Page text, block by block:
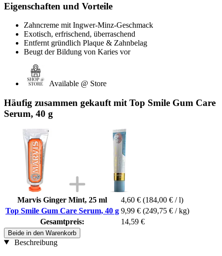
Eigenschaften und Vorteile
Zahncreme mit Ingwer-Minz-Geschmack
Exotisch, erfrischend, überraschend
Entfernt gründlich Plaque & Zahnbelag
Beugt der Bildung von Karies vor
Available @ Store
Häufig zusammen gekauft mit Top Smile Gum Care
Serum, 40 g
Marvis Ginger Mint, 25 ml 4,60 € (184,00 € / l)
Top Smile Gum Care Serum, 40 g 9,99 € (249,75 € / kg)
Gesamtpreis:
14,59 €
Beide in den Warenkorb
Beschreibung